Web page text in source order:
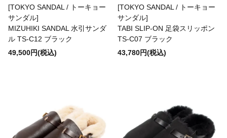
[TOKYO SANDAL / トーキョー
サンダル]
MIZUHIKI SANDAL 水引サンダ
ル TS-C12 ブラック
49,500円(税込)
[TOKYO SANDAL / トーキョー
サンダル]
TABI SLIP-ON 足袋スリッポン
TS-C07 ブラック
43,780円(税込)
Used
↓Brand List↓
alk phenix